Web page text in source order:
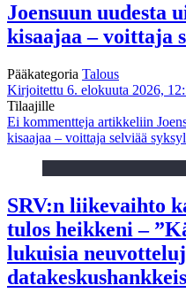
Joensuun uudesta
kisaajaa – voittaja
Pääkategoria Talous
Kirjoitettu 6. elokuuta 2026,
Tilaajille
Ei kommentteja artikkeliin
kisaajaa – voittaja selviää
SRV:n liikevaihto
tulos heikkeni –
lukuisia